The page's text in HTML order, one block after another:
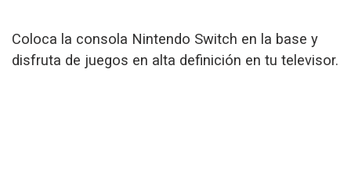
Coloca la consola Nintendo Switch en la base y
disfruta de juegos en alta definición en tu televisor.